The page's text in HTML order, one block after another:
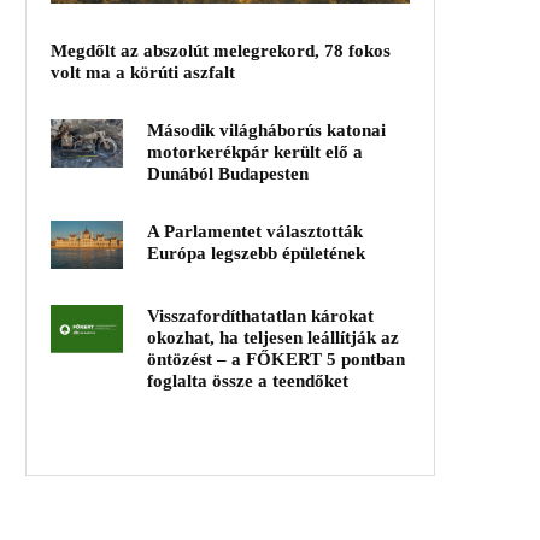
Megdőlt az abszolút melegrekord, 78 fokos
volt ma a körúti aszfalt
Második világháborús katonai
motorkerékpár került elő a
Dunából Budapesten
A Parlamentet választották
Európa legszebb épületének
Visszafordíthatatlan károkat
okozhat, ha teljesen leállítják az
öntözést – a FŐKERT 5 pontban
foglalta össze a teendőket